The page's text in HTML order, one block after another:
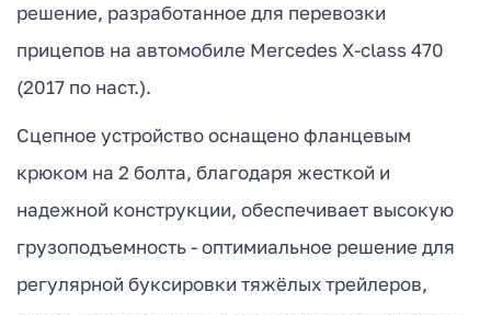
решение, разработанное для перевозки
прицепов на автомобиле Mercedes X-class 470
(2017 по наст.).
Сцепное устройство оснащено фланцевым
крюком на 2 болта, благодаря жесткой и
надежной конструкции, обеспечивает высокую
грузоподъемность - оптимиальное решение для
регулярной буксировки тяжёлых трейлеров,